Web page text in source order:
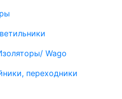
Wago
переходники